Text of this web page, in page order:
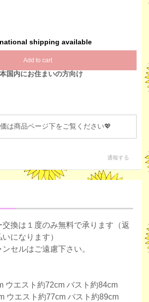
shipping available
Add to cart
国内にお住まいの方向け
は商品ページ下をご覧ください💖
通報する
換は１度のみ無料で承ります（返
になります）
セルはご遠慮下さい。
ウエスト約72cm バスト約84cm
ウエスト約77cm バスト約89cm